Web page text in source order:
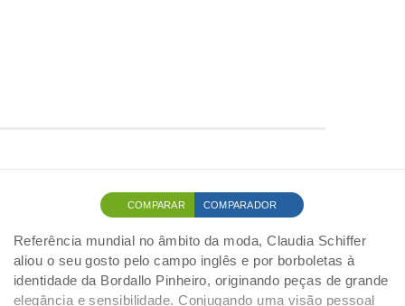
COMPARAR COMPARADOR
Referência mundial no âmbito da moda, Claudia Schiffer
aliou o seu gosto pelo campo inglês e por borboletas à
identidade da Bordallo Pinheiro, originando peças de grande
elegância e sensibilidade. Conjugando uma visão pessoal